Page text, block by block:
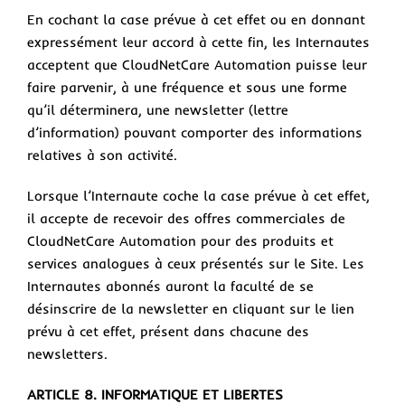
En cochant la case prévue à cet effet ou en donnant
expressément leur accord à cette fin, les Internautes
acceptent que CloudNetCare Automation puisse leur
faire parvenir, à une fréquence et sous une forme
qu’il déterminera, une newsletter (lettre
d’information) pouvant comporter des informations
relatives à son activité.
Lorsque l’Internaute coche la case prévue à cet effet,
il accepte de recevoir des offres commerciales de
CloudNetCare Automation pour des produits et
services analogues à ceux présentés sur le Site. Les
Internautes abonnés auront la faculté de se
désinscrire de la newsletter en cliquant sur le lien
prévu à cet effet, présent dans chacune des
newsletters.
ARTICLE 8. INFORMATIQUE ET LIBERTES